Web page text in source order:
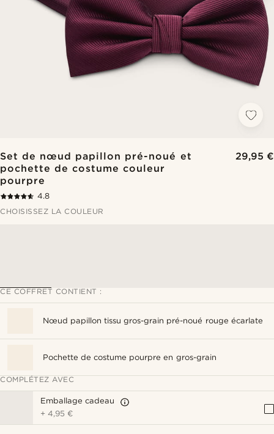
Set de nœud papillon pré-noué et
pochette de costume couleur
pourpre
29,95 €
4.8
CHOISISSEZ LA COULEUR
CE COFFRET CONTIENT :
Nœud papillon tissu gros-grain pré-noué rouge écarlate
Pochette de costume pourpre en gros-grain
COMPLÉTEZ AVEC
Emballage cadeau
+4,95 €